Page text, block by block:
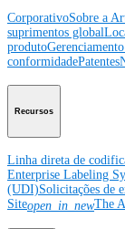
CorporativoSobre a
suprimentos global
produto
conformidadePatentes
Recursos
Linha direta de
Enterprise Labeling
(UDI)Solicitações de
Siteopen_in_newThe